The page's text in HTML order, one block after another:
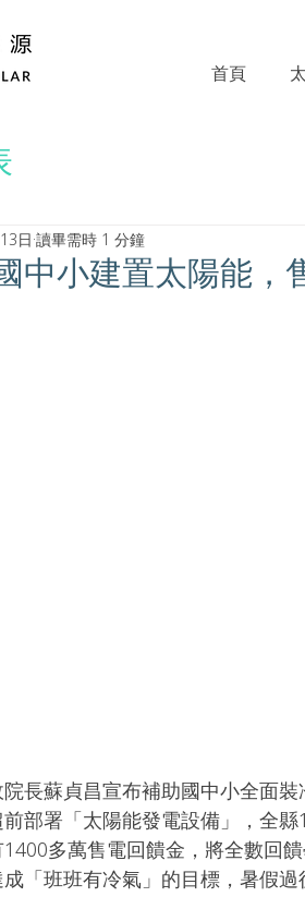
首頁
中小建置太陽能，
日 讀畢需時 1 分鐘
蘇貞昌宣布補助國中小全面裝
部署「太陽能發電設備」，全
多萬售電回饋金，將全數回
「班班有冷氣」的目標，暑假